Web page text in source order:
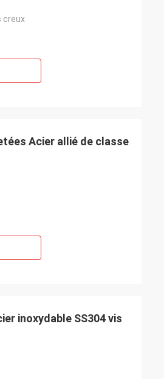
creux
Acier allié de classe
inoxydable SS304 vis